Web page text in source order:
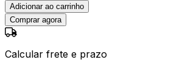
Adicionar ao carrinho
Comprar agora
Calcular frete e prazo